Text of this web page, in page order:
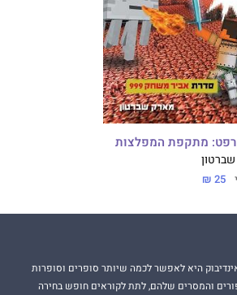
מתקפת המפלצות
25 ₪
היא לאפשר לכמה שיותר סופרים וסופרות
והמסרים שלהם, לתת לקוראים חופש בחירה